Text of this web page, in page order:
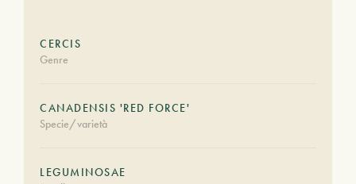
CERCIS
Genre
CANADENSIS 'RED FORCE'
Specie/varietà
LEGUMINOSAE